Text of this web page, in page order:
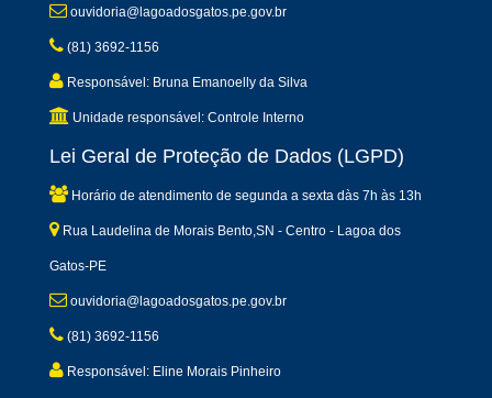
ouvidoria@lagoadosgatos.pe.gov.br
(81) 3692-1156
Responsável: Bruna Emanoelly da Silva
Unidade responsável: Controle Interno
Lei Geral de Proteção de Dados (LGPD)
Horário de atendimento de segunda a sexta dàs 7h às 13h
Rua Laudelina de Morais Bento,SN - Centro - Lagoa dos
Gatos-PE
ouvidoria@lagoadosgatos.pe.gov.br
(81) 3692-1156
Responsável: Eline Morais Pinheiro